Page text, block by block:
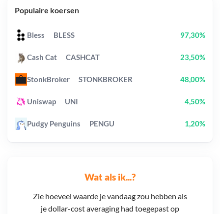
Wat als ik...?
Zie hoeveel waarde je vandaag zou hebben als
je dollar-cost averaging had toegepast op
Populaire koersen
Bless BLESS 97,30%
Cash Cat CASHCAT 23,50%
StonkBroker STONKBROKER 48,00%
Uniswap UNI 4,50%
Pudgy Penguins PENGU 1,20%